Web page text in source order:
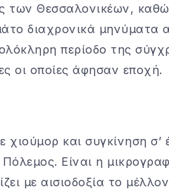
των Θεσσαλονικέων,
διαχρονικά μηνύματα
περίοδο της
οι οποίες άφησαν εποχή.
και συγκίνηση σ’
Είναι η
με αισιοδοξία το